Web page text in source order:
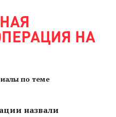
НА
по теме
назвали